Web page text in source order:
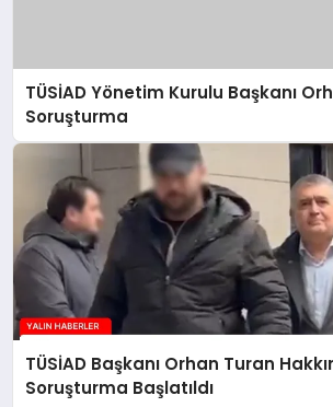
TÜSİAD Yönetim Kurulu Başkanı
Soruşturma
TÜSİAD Başkanı Orhan Turan
Soruşturma Başlatıldı